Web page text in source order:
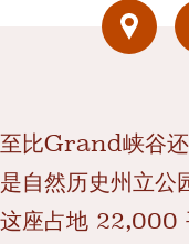
比Grand峡谷
自然历史州立
座占地 22,000